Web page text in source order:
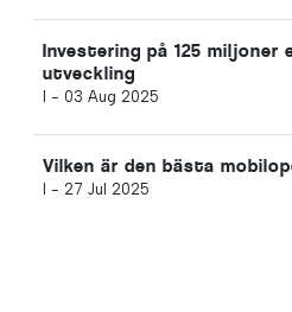
Investering på 125 miljoner
utveckling
I - 03 Aug 2025
Vilken är den bästa
I - 27 Jul 2025